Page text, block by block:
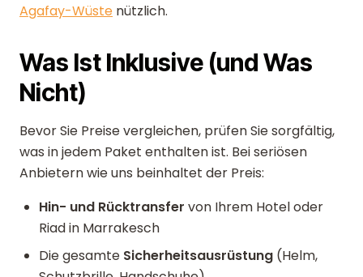
Agafay-Wüste nützlich.
Was Ist Inklusive (und Was
Nicht)
Bevor Sie Preise vergleichen, prüfen Sie sorgfältig,
was in jedem Paket enthalten ist. Bei seriösen
Anbietern wie uns beinhaltet der Preis:
Hin- und Rücktransfer von Ihrem Hotel oder
Riad in Marrakesch
Die gesamte Sicherheitsausrüstung (Helm,